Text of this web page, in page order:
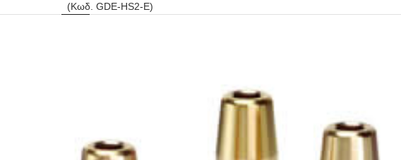
(Κωδ. GDE-HS2-E)